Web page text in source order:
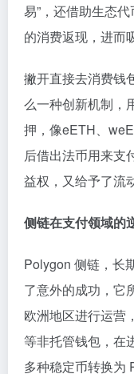
易”，还借助生态
的消费返现，进而
撇开直接去消费钱
么一种创新机制，
押，像eETH、
后借出法币用来支
益权，又给予了流
侧链在支付领域的
Polygon 侧链，长
了意外的成功，它
欧洲地区进行运营
等非托管钱包，在
多种稳定币转换为